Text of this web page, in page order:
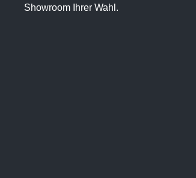
Showroom Ihrer Wahl.